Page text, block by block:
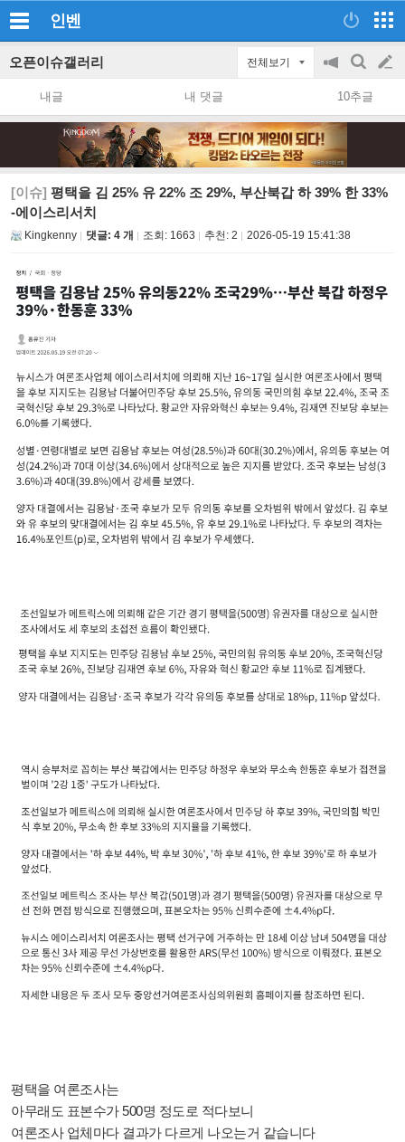
인벤
오픈이슈갤러리 전체보기
공
지
on/off
검
색
글
쓰
내글 내 댓글 10추글
[이슈] 평택을 김 25% 유 22% 조 29%, 부산북갑 하 39% 한 33%
-에이스리서치
Kingkenny 댓글: 4 개 조회: 1663 추천: 2 2026-05-19 15:41:38
평택을 여론조사는
아무래도 표본수가 500명 정도로 적다보니
여론조사 업체마다 결과가 다르게 나오는거 같습니다